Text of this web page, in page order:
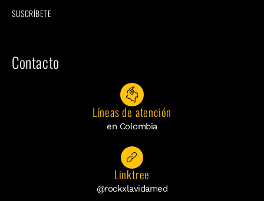
SUSCRÍBETE
Contacto
Líneas de atención
en Colombia
Linktree
@rockxlavidamed